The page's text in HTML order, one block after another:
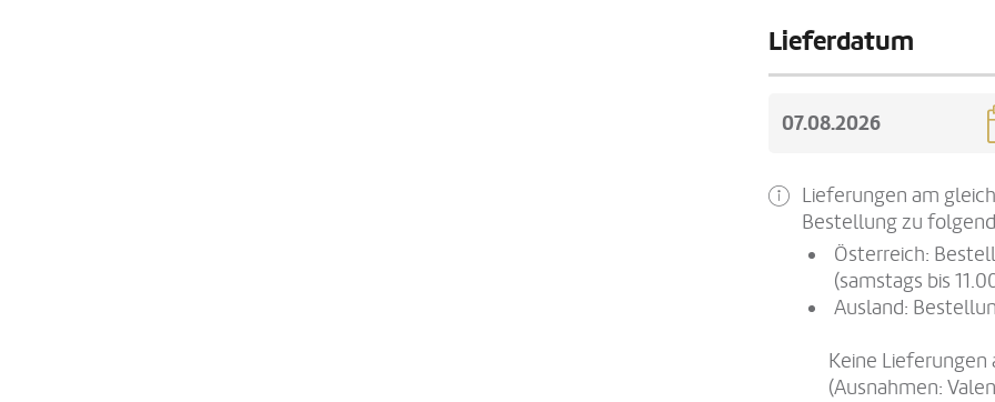
Lieferdatum
Lieferungen am
Bestellung zu
Österreich:
(samstags bis
Ausland:
Keine Lieferungen
(Ausnahmen: